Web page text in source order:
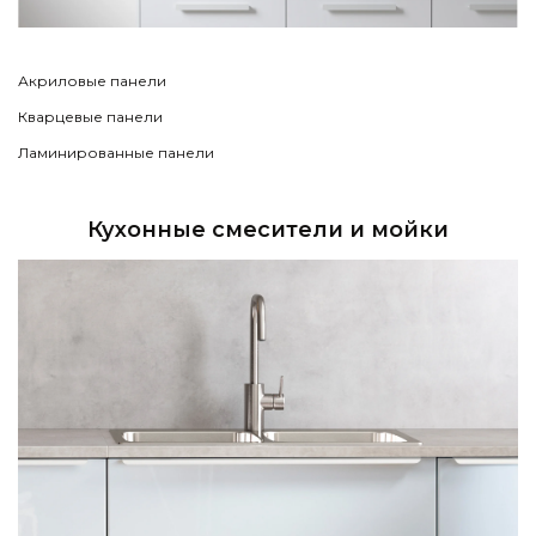
Акриловые панели
Кварцевые панели
Ламинированные панели
Кухонные смесители и мойки